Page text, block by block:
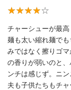
チャーシューが最高
麺も太い縮れ麺で
みではなく擦りゴ
の香りが弱いのと
ンチは感じず。ニ
夫も子供たちもチ